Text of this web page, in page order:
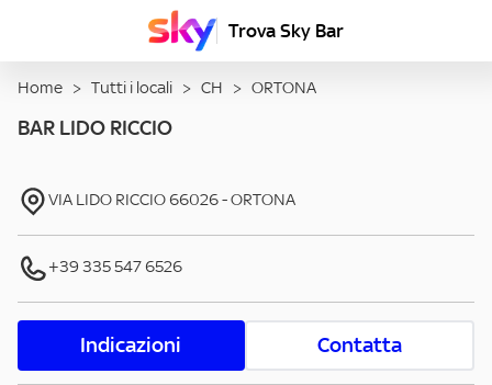
Trova Sky Bar
Home > Tutti i locali > CH > ORTONA
BAR LIDO RICCIO
VIA LIDO RICCIO66026-ORTONA
+39 335 547 6526
Indicazioni Contatta